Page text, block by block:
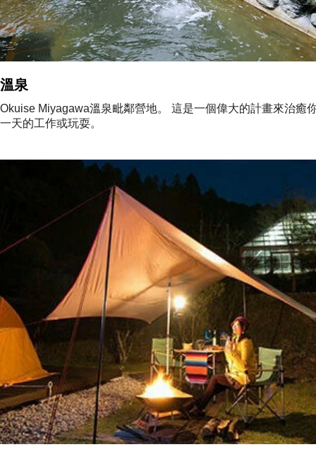
溫泉
Okuise Miyagawa溫泉毗鄰營地。 這是一個偉大的計畫來治癒
一天的工作或玩耍。